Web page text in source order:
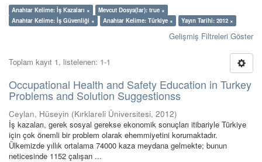
Anahtar Kelime: İş Kazaları ×
Mevcut Dosya(lar): true ×
Anahtar Kelime: İş Güvenliği ×
Anahtar Kelime: Türkiye × Yayın Tarihi: 2012 ×
Gelişmiş Filtreleri Göster
Toplam kayıt 1, listelenen: 1-1
Occupational Health and Safety Education in Turkey
Problems and Solution Suggestionss
Ceylan, Hüseyin (Kırklareli Üniversitesi, 2012)
İş kazaları, gerek sosyal gerekse ekonomik sonuçları itibariyle Türkiye
için çok önemli bir problem olarak ehemmiyetini korumaktadır.
Ülkemizde yıllık ortalama 74000 kaza meydana gelmekte; bunun
neticesinde 1152 çalışan ...